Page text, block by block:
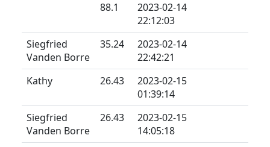
88.1
2023-02-14
22:12:03
Siegfried
Vanden Borre
35.24
2023-02-14
22:42:21
Kathy
26.43
2023-02-15
01:39:14
Siegfried
Vanden Borre
26.43
2023-02-15
14:05:18